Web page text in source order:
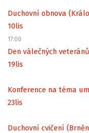
Duchovní obnova
10lis
17:00
Den válečných veteránů
19lis
Konference na téma
23lis
Duchovní cvičení